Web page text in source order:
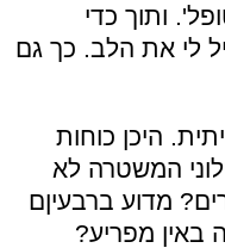
ותוך כדי
לי את הלב. כך גם
היכן כוחות
המשטרה לא
מדוע ברבעיןם
באין מפריע?